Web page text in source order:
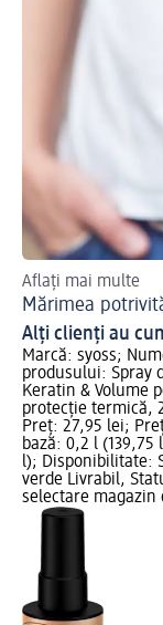
Aflați mai multe
Mărimea
Alți clienți au
Marcă: syoss;
produsului: Spray
Keratin & Volume
protecție termică,
Preț: 27,95 lei;
bază: 0,2 l (139,75
l); Disponibilitate:
verde Livrabil,
selectare magazin